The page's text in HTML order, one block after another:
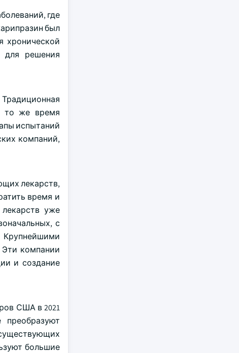
где
был
хронической
для решения
то же время
испытаний
компаний,
лекарств,
время и
уже
с
Эти компании
и создание
США в 2021
большие